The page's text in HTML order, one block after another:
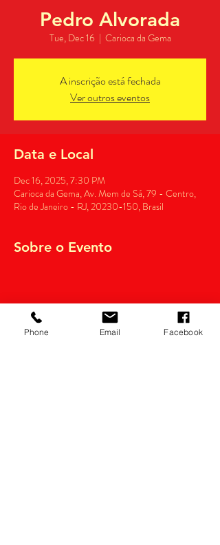
Pedro Alvorada
Tue, Dec 16
  |
Carioca da Gema
A inscrição está fechada
Ver outros eventos
Data e Local
Dec 16, 2025, 7:30 PM
Carioca da Gema, Av. Mem de Sá, 79 - Centro,
Rio de Janeiro - RJ, 20230-150, Brasil
Sobre o Evento
Phone Email Facebook